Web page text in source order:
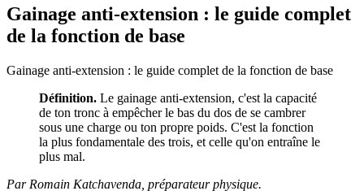
Gainage anti-extension : le guide complet
de la fonction de base
Gainage anti-extension : le guide complet de la fonction de base
Définition. Le gainage anti-extension, c'est la capacité
de ton tronc à empêcher le bas du dos de se cambrer
sous une charge ou ton propre poids. C'est la fonction
la plus fondamentale des trois, et celle qu'on entraîne le
plus mal.
Par Romain Katchavenda, préparateur physique.